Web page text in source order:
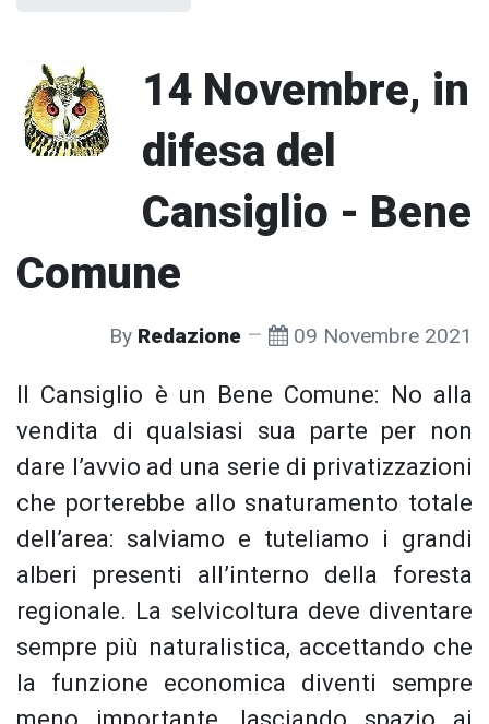
14 Novembre, in
difesa del
Cansiglio - Bene
Comune
By Redazione 09 Novembre 2021
Il Cansiglio è un Bene Comune: No alla
vendita di qualsiasi sua parte per non
dare l’avvio ad una serie di privatizzazioni
che porterebbe allo snaturamento totale
dell’area: salviamo e tuteliamo i grandi
alberi presenti all’interno della foresta
regionale. La selvicoltura deve diventare
sempre più naturalistica, accettando che
la funzione economica diventi sempre